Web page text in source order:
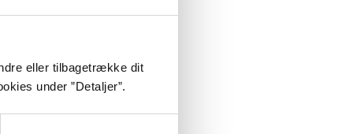
eller tilbagetrække dit
under ”Detaljer”.